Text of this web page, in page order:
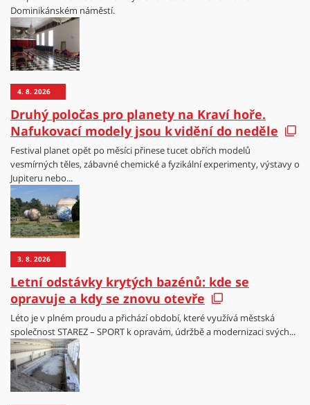
Dominikánském náměstí.
4. 8. 2026
Druhý poločas pro planety na Kraví hoře.
Nafukovací modely jsou k vidění do neděle
Festival planet opět po měsíci přinese tucet obřích modelů
vesmírných těles, zábavné chemické a fyzikální experimenty, výstavy o
Jupiteru nebo...
3. 8. 2026
Letní odstávky krytých bazénů: kde se
opravuje a kdy se znovu otevře
Léto je v plném proudu a přichází období, které využívá městská
společnost STAREZ – SPORT k opravám, údržbě a modernizaci svých...